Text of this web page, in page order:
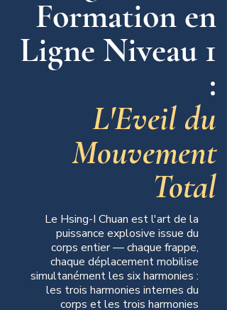
Formation en
Ligne Niveau 1
:
L'Eveil du
Mouvement
Total
Le Hsing-I Chuan est l'art de la
puissance explosive issue du
corps entier — chaque frappe,
chaque déplacement mobilise
simultanément les six harmonies :
les trois harmonies internes du
corps et les trois harmonies